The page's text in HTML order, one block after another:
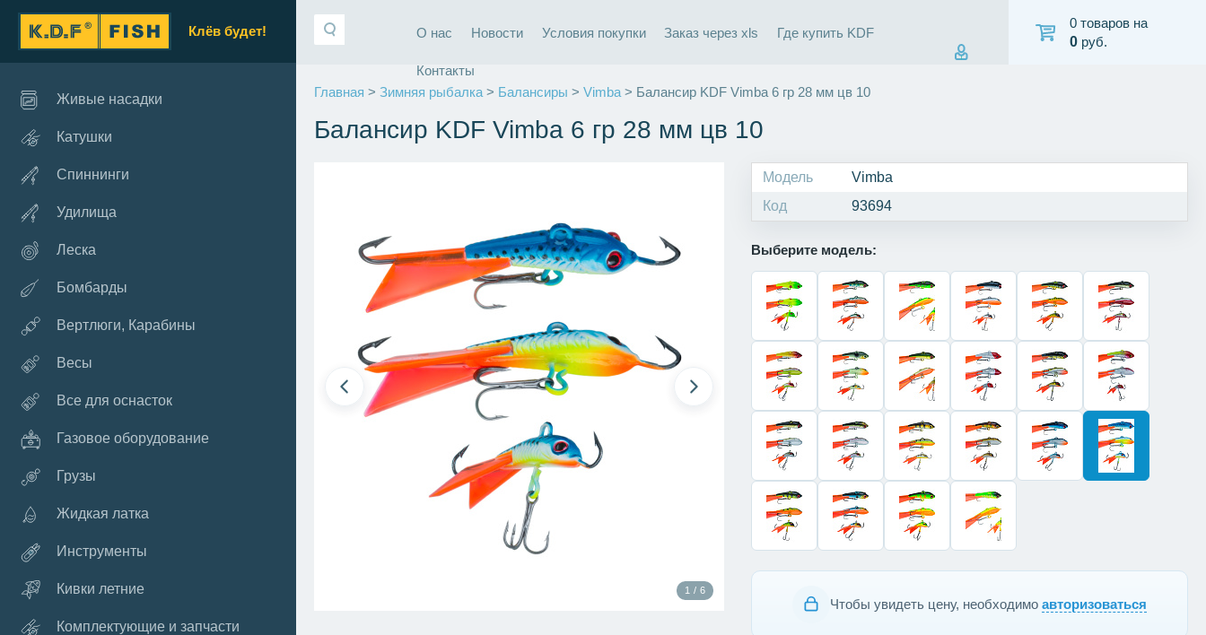
Клёв будет!
Живые насадки
Катушки
Спиннинги
Удилища
Леска
Бомбарды
Вертлюги, Карабины
Весы
Все для оснасток
Газовое оборудование
Грузы
Жидкая латка
Инструменты
Кивки летние
Комплектующие и запчасти
О нас Новости Условия покупки Заказ через xls Где купить KDF
Контакты
0 товаров на
0 руб.
Главная > Зимняя рыбалка > Балансиры > Vimba > Балансир KDF Vimba 6 гр 28 мм цв 10
Балансир KDF Vimba 6 гр 28 мм цв 10
1 / 6
Модель
Vimba
Код
93694
Выберите модель:
Чтобы увидеть цену, необходимо авторизоваться